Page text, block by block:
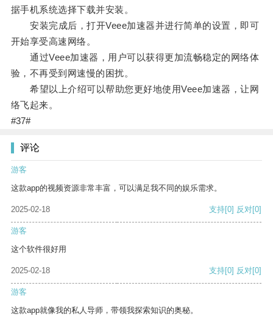
据手机系统选择下载并安装。
安装完成后，打开Veee加速器并进行简单的设置，即可
开始享受高速网络。
通过Veee加速器，用户可以获得更加流畅稳定的网络体
验，不再受到网速慢的困扰。
希望以上介绍可以帮助您更好地使用Veee加速器，让网
络飞起来。
#37#
评论
游客
这款app的视频资源非常丰富，可以满足我不同的娱乐需求。
2025-02-18 支持[0] 反对[0]
游客
这个软件很好用
2025-02-18 支持[0] 反对[0]
游客
这款app就像我的私人导师，带领我探索知识的奥秘。